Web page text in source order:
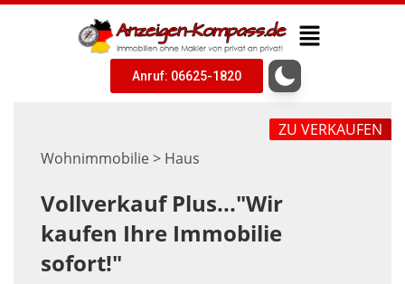
Anruf: 06625-1820
Wohnimmobilie > Haus
ZU VERKAUFEN
Vollverkauf Plus..."Wir
kaufen Ihre Immobilie
sofort!"